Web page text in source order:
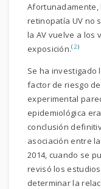
Afortunadamente,
retinopatía UV no
la AV vuelve a los
exposición.(2)
Se ha investigado
factor de riesgo de
experimental
epidemiológica
conclusión
asociación entre
2014, cuando se
revisó los
determinar la